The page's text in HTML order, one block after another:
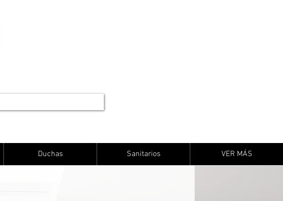
Duchas Sanitarios VER MÁS